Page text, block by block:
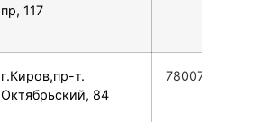
пр, 117
г.Киров,пр-т.
Октябрьский, 84
78007753553